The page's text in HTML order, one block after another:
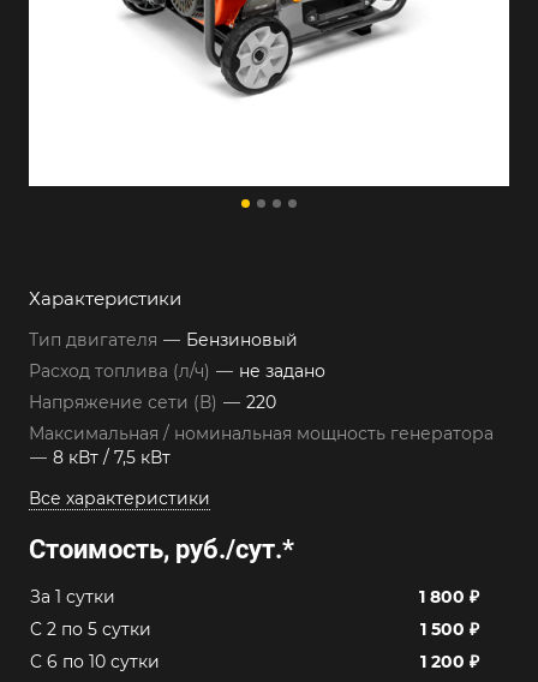
Характеристики
Тип двигателя — Бензиновый
Расход топлива (л/ч) — не задано
Напряжение сети (В) — 220
Максимальная / номинальная мощность генератора
— 8 кВт / 7,5 кВт
Все характеристики
Стоимость, руб./сут.*
За 1 сутки
1 800 ₽
C 2 по 5 сутки
1 500 ₽
C 6 по 10 сутки
1 200 ₽